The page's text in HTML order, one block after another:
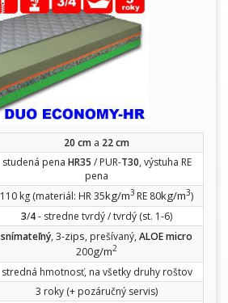
20 cm a 22 cm
studená pena HR35 / PUR-T30, výstuha RE
pena
110 kg (materiál: HR 35kg/m3 RE 80kg/m3)
3/4- stredne tvrdý / tvrdý (st. 1-6)
snímateľný, 3-zips, prešívaný, ALOE micro
200g/m2
stredná hmotnosť, na všetky druhy roštov
3 roky (+ pozáručný servis)